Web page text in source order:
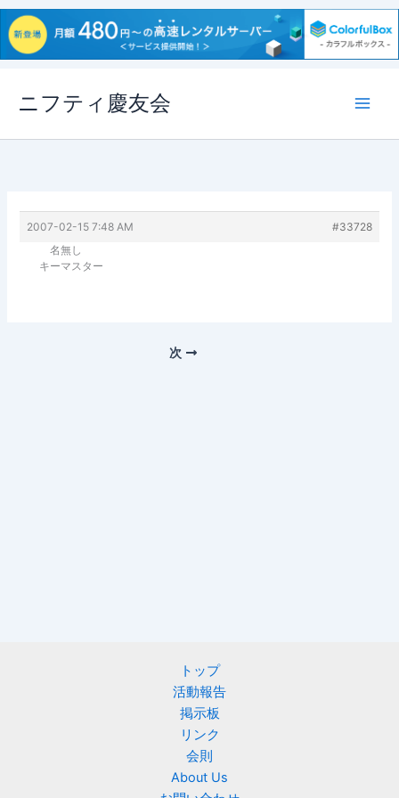
ス
ニフティ慶友会
2007-02-15 7:48 AM
#33728
名無し
キーマスター
次
トップ
活動報告
掲示板
リンク
会則
About Us